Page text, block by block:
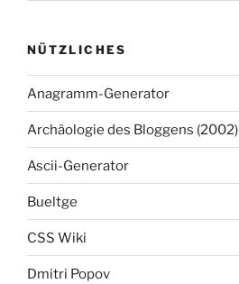
NÜTZLICHES
Anagramm-Generator
Archäologie des Bloggens (2002)
Ascii-Generator
Bueltge
CSS Wiki
Dmitri Popov